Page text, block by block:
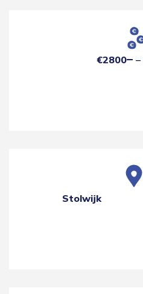
€2800
Stolwijk